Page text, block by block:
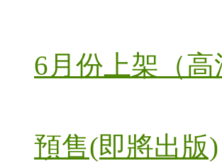
6月份上架（
預售(即將出版)